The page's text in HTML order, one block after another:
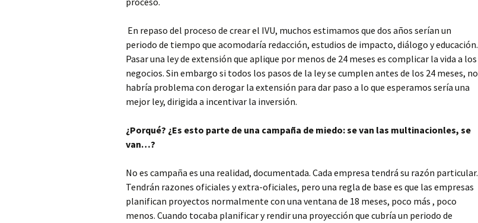
En repaso del proceso de crear el IVU, muchos estimamos que dos años serían un
periodo de tiempo que acomodaría redacción, estudios de impacto, diálogo y educación.
Pasar una ley de extensión que aplique por menos de 24 meses es complicar la vida a los
negocios. Sin embargo si todos los pasos de la ley se cumplen antes de los 24 meses, no
habría problema con derogar la extensión para dar paso a lo que esperamos sería una
mejor ley, dirigida a incentivar la inversión.
¿Porqué? ¿Es esto parte de una campaña de miedo: se van las multinacionles, se
van…?
No es campaña es una realidad, documentada. Cada empresa tendrá su razón particular.
Tendrán razones oficiales y extra-oficiales, pero una regla de base es que las empresas
planifican proyectos normalmente con una ventana de 18 meses, poco más , poco
menos. Cuando tocaba planificar y rendir una proyección que cubría un periodo de